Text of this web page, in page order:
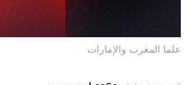
علما المغرب والإمارات